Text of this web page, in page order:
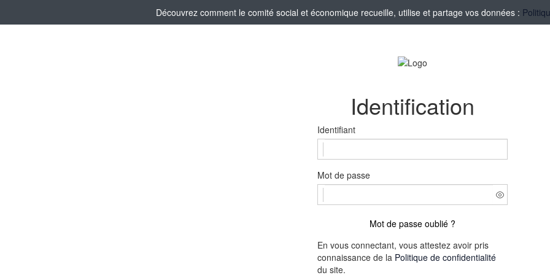
Découvrez comment le comité social et économique recueille, utilise et partage vos données :
Identification
Identifiant
Mot de passe
Mot de passe oublié ?
En vous connectant, vous attestez avoir pris
connaissance de la Politique de confidentialité
du site.